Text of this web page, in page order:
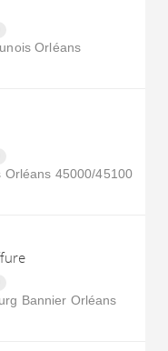
Orléans
Orléans 45000/45100
Bannier Orléans